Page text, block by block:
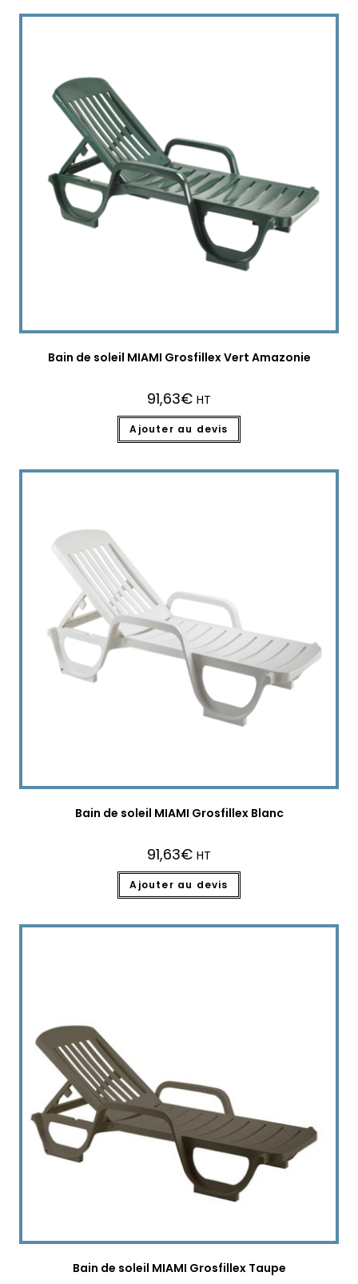
Bain de soleil MIAMI Grosfillex Vert Amazonie
91,63€ HT
Ajouter au devis
Bain de soleil MIAMI Grosfillex Blanc
91,63€ HT
Ajouter au devis
Bain de soleil MIAMI Grosfillex Taupe